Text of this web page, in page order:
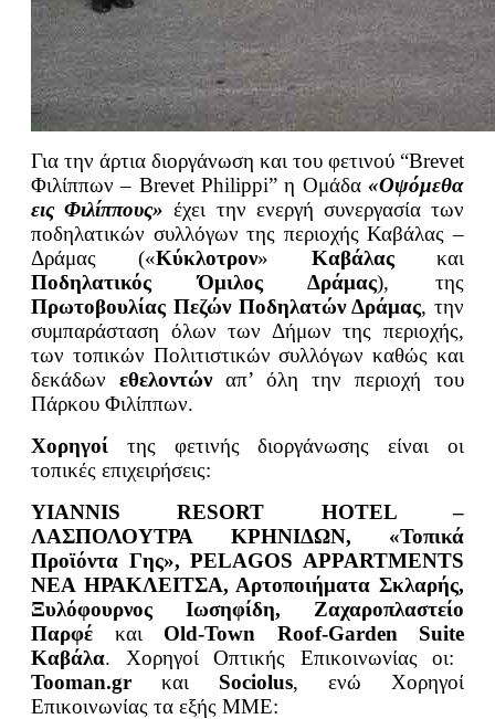
Για την άρτια διοργάνωση και του φετινού “Brevet
Φιλίππων – Brevet Philippi” η Ομάδα «Οψόμεθα
εις Φιλίππους» έχει την ενεργή συνεργασία των
ποδηλατικών συλλόγων της περιοχής Καβάλας –
Δράμας («Κύκλοτρον» Καβάλαςκαι
Ποδηλατικός Όμιλος Δράμας), της
Πρωτοβουλίας Πεζών Ποδηλατών Δράμας, την
συμπαράσταση όλων των Δήμων της περιοχής,
των τοπικών Πολιτιστικών συλλόγων καθώς και
δεκάδων εθελοντώναπ’ όλη την περιοχή του
Πάρκου Φιλίππων.
Χορηγοί της φετινής διοργάνωσης είναι οι
τοπικές επιχειρήσεις:
YIANNIS RESORT HOTEL–
ΛΑΣΠΟΛΟΥΤΡΑ ΚΡΗΝΙΔΩΝ, «Τοπικά
Προϊόντα Γης», PELAGOS APPARTMENTS
ΝΕΑ ΗΡΑΚΛΕΙΤΣΑ, Αρτοποιήματα Σκλαρής,
Ξυλόφουρνος Ιωσηφίδη, Ζαχαροπλαστείο
Παρφέ και Old-Town Roof-Garden Suite
Καβάλα. Χορηγοί Οπτικής Επικοινωνίας οι:
Tooman.gr και Sociolus, ενώ Χορηγοί
Επικοινωνίας τα εξής ΜΜΕ: